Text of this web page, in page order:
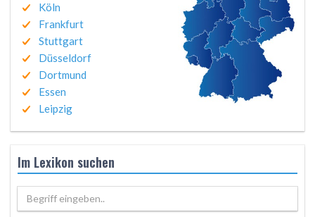
Köln
Frankfurt
Stuttgart
Düsseldorf
Dortmund
Essen
Leipzig
Im Lexikon suchen
Begriff eingeben..